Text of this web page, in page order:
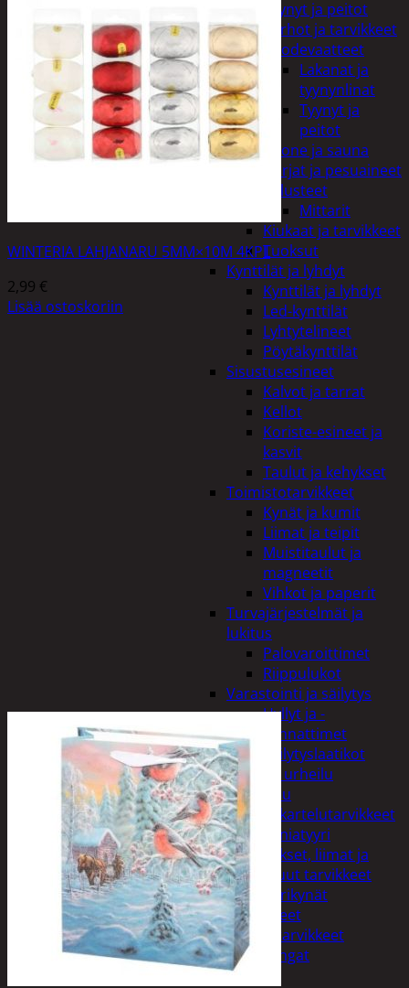
Tyynyt ja peitot
Verhot ja tarvikkeet
Vuodevaatteet
Lakanat ja
tyynynlinat
Tyynyt ja
peitot
Kylpyhuone ja sauna
Harjat ja pesuaineet
Kalusteet
Mittarit
Kiukaat ja tarvikkeet
Tuoksut
Kynttilät ja lyhdyt
Kynttilät ja lyhdyt
Led-kynttilät
Lyhtytelineet
Pöytäkynttilät
Sisustusesineet
Kalvot ja tarrat
Kellot
Koriste-esineet ja
kasvit
Taulut ja kehykset
Toimistotarvikkeet
Kynät ja kumit
Liimat ja teipit
Muistitaulut ja
magneetit
Vihkot ja paperit
Turvajärjestelmät ja
lukitus
Palovaroittimet
Riippulukot
Varastointi ja säilytys
Hyllyt ja -
kannattimet
Säilytyslaatikot
Vapaa-aika ja urheilu
Askartelu
Askartelutarvikkeet
Miniatyyri
Sakset, liimat ja
muut tarvikkeet
Värikynät
Harrasteet
Käsityötarvikkeet
Langat
Lelut
WINTERIA LAHJANARU 5MM×10M 4KPL
2,99 €
Lisää ostoskoriin